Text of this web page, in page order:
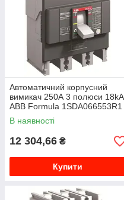
Автоматичний корпусний
вимикач 250А 3 полюси 18kA
ABB Formula 1SDA066553R1
В наявності
12 304,66 ₴
Купити